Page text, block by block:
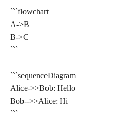
```flowchart
A->B
B->C
```
```sequenceDiagram
Alice->>Bob: Hello
Bob-->>Alice: Hi
```